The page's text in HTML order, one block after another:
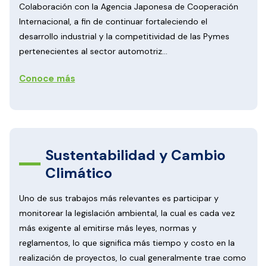
Colaboración con la Agencia Japonesa de Cooperación
Internacional, a fin de continuar fortaleciendo el
desarrollo industrial y la competitividad de las Pymes
pertenecientes al sector automotriz...
Conoce más
Sustentabilidad y Cambio
Climático
Uno de sus trabajos más relevantes es participar y
monitorear la legislación ambiental, la cual es cada vez
más exigente al emitirse más leyes, normas y
reglamentos, lo que significa más tiempo y costo en la
realización de proyectos, lo cual generalmente trae como